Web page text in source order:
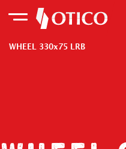
WHEEL 330x75 LRB